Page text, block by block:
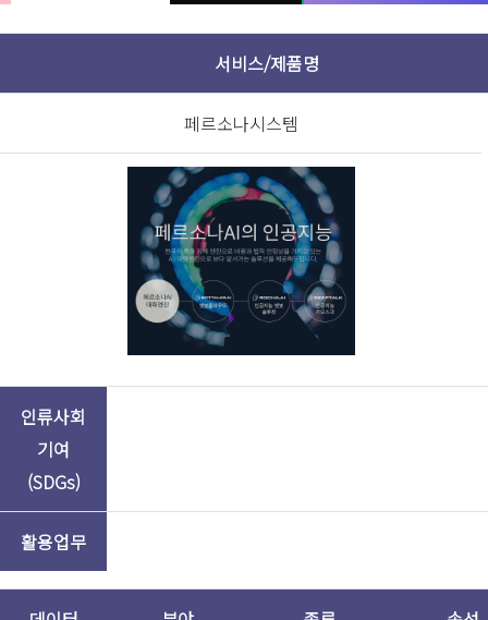
서비스/제품명
페르소나시스템
인류사회
기여
(SDGs)
활용업무
자본금